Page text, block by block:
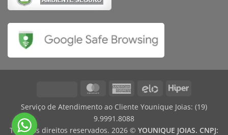
MasterCardAmerican Elo Hiper
Serviço de Atendimento ao Cliente Younique Joias: (19)
9.9991.8088
Todos os direitos reservados. 2026 © YOUNIQUE JOIAS. CNPJ: